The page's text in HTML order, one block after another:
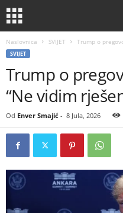
Naslovnica SVIJET Trump o
SVIJET
Trump o
“Ne vidim
Od Enver Smajić - 8 Jula, 2026